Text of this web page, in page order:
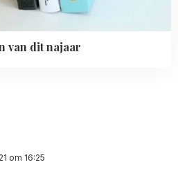
van dit najaar
om 16:25